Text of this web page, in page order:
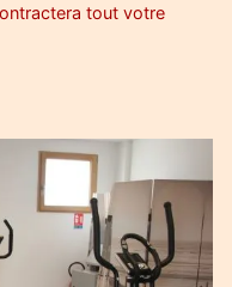
tout votre